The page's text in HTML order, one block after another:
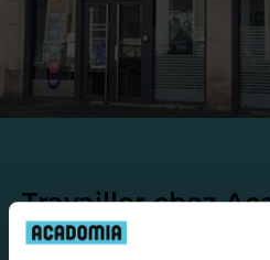
Travailler chez
présente de